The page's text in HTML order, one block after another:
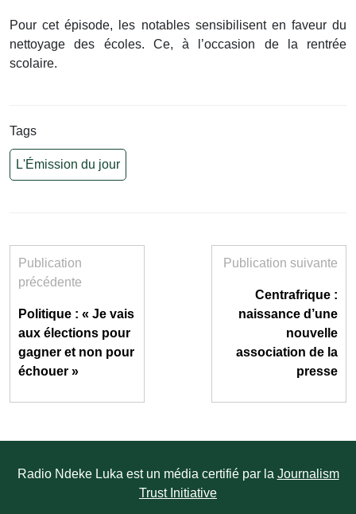
Pour cet épisode, les notables sensibilisent en faveur du
nettoyage des écoles. Ce, à l’occasion de la rentrée
scolaire.
Tags
L'Émission du jour
Publication
précédente
Politique : « Je vais
aux élections pour
gagner et non pour
échouer »
Publication suivante
Centrafrique :
naissance d’une
nouvelle
association de la
presse
Radio Ndeke Luka est un média certifié par la Journalism
Trust Initiative